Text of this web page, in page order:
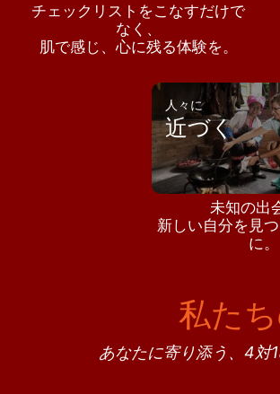
チェックリストをこなすだけで
なく、
肌で感じ、心に残る体験を。
人々に
近づく
未知の出
新しい自分を見
に。
私た
あなたに寄り添う、4対